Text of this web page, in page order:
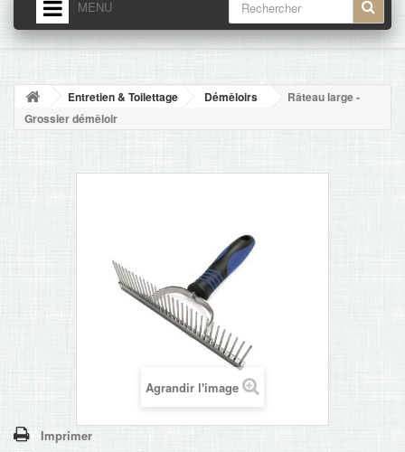
MENU
ACCUEIL
NOUVELLES
ACCUEIL
Entretien & Toilettage Démêloirs
Râteau large -
Grossier démêloir
Agrandir l'image
Imprimer